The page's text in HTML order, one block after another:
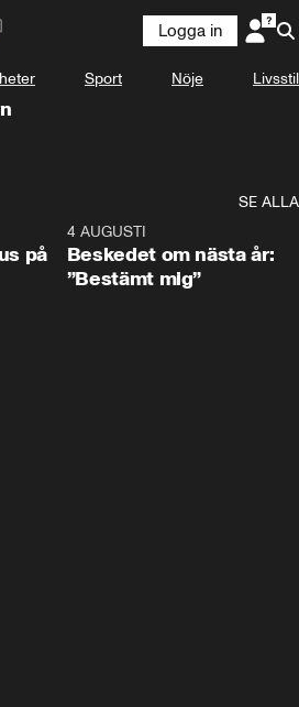
Logga in
Sport Nöje Livsstil
SE ALLA
på
4 AUGUSTI
Beskedet om nästa år:
”Bestämt mig”